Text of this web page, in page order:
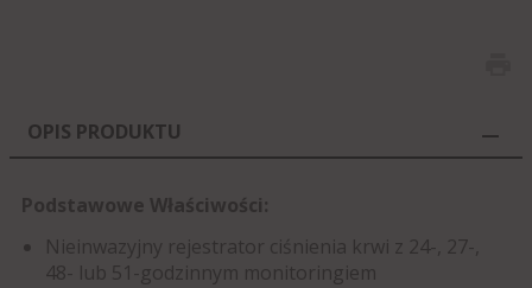
OPIS PRODUKTU
Podstawowe Właściwości:
Nieinwazyjny rejestrator ciśnienia krwi z 24-, 27-,
48- lub 51-godzinnym monitoringiem